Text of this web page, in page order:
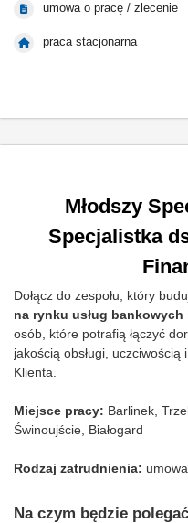
umowa o pracę / zlecenie
praca stacjonarna
Młodszy
Specjalistka
Dołącz do zespołu, który
na rynku usług
osób, które potrafią łączyć
jakością obsługi,
Klienta.
Miejsce pracy: Barlinek,
Świnoujście, Białogard​
Rodzaj zatrudnienia:
Na czym będzie